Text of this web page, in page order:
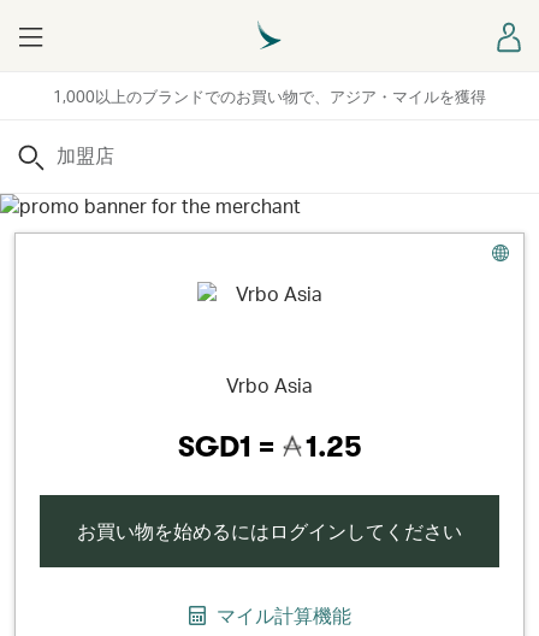
1,000以上のブランドでのお買い物で、アジア・マイルを獲得
Menu
検索
Vrbo Asia
SGD1 = 1.25
お買い物を始めるにはログインしてください
マイル計算機能